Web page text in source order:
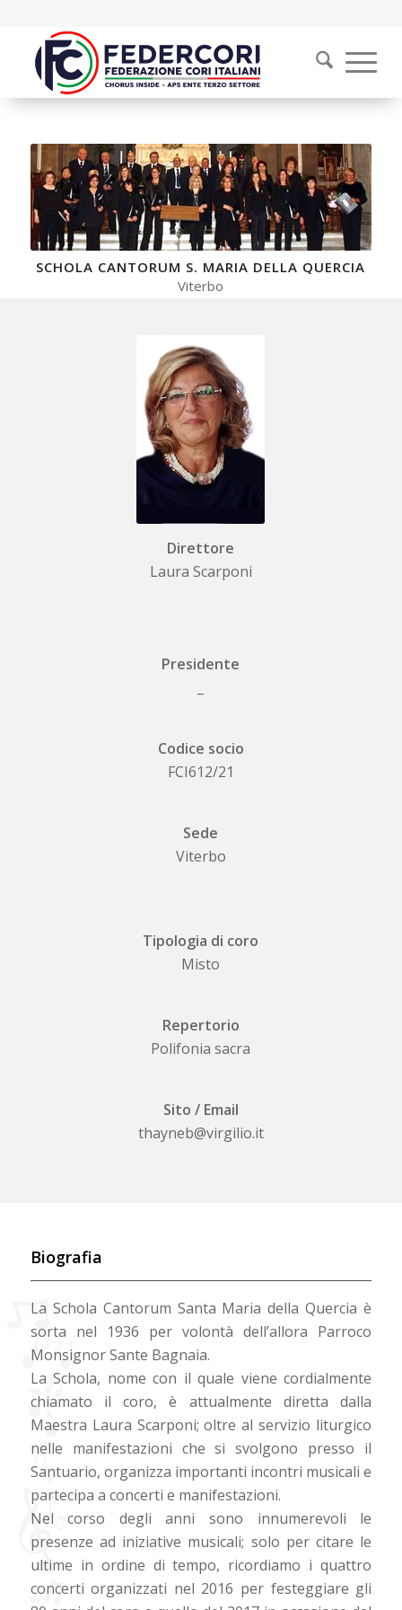
SCHOLA CANTORUM S. MARIA DELLA QUERCIA
Viterbo
Direttore
Laura Scarponi
Presidente
Codice socio
FCI612/21
Sede
Viterbo
Tipologia di coro
Misto
Repertorio
Polifonia sacra
Sito / Email
thayneb@virgilio.it
Biografia
La Schola Cantorum Santa Maria della Quercia è
sorta nel 1936 per volontà dell’allora Parroco
Monsignor Sante Bagnaia.
La Schola, nome con il quale viene cordialmente
chiamato il coro, è attualmente diretta dalla
Maestra Laura Scarponi; oltre al servizio liturgico
nelle manifestazioni che si svolgono presso il
Santuario, organizza importanti incontri musicali e
partecipa a concerti e manifestazioni.
Nel corso degli anni sono innumerevoli le
presenze ad iniziative musicali; solo per citare le
ultime in ordine di tempo, ricordiamo i quattro
concerti organizzati nel 2016 per festeggiare gli